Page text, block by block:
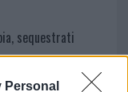
Personal
sequestrati